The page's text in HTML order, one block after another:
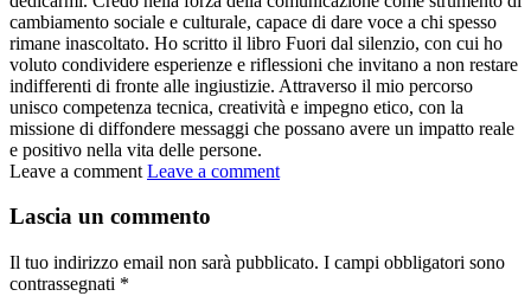
cambiamento sociale e culturale, capace di dare voce a chi spesso
rimane inascoltato. Ho scritto il libro Fuori dal silenzio, con cui ho
voluto condividere esperienze e riflessioni che invitano a non restare
indifferenti di fronte alle ingiustizie. Attraverso il mio percorso
unisco competenza tecnica, creatività e impegno etico, con la
missione di diffondere messaggi che possano avere un impatto reale
e positivo nella vita delle persone.
Leave a comment Leave a comment
Lascia un commento
Il tuo indirizzo email non sarà pubblicato. I campi obbligatori sono
contrassegnati *